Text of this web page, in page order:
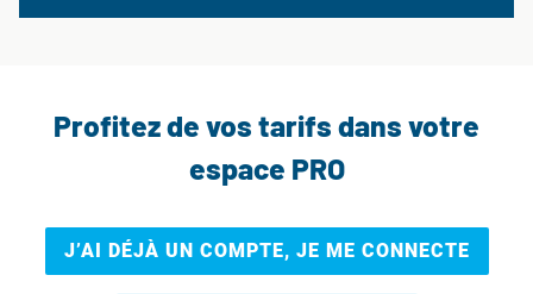
Profitez de vos tarifs dans votre
espace PRO
J’AI DÉJÀ UN COMPTE, JE ME CONNECTE